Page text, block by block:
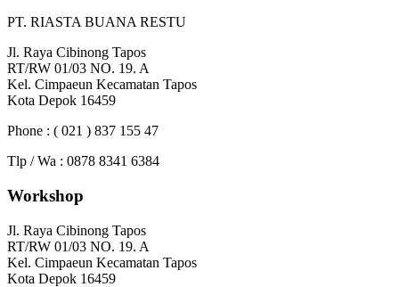
PT. RIASTA BUANA RESTU
Jl. Raya Cibinong Tapos
RT/RW 01/03 NO. 19. A
Kel. Cimpaeun Kecamatan Tapos
Kota Depok 16459
Phone : ( 021 ) 837 155 47
Tlp / Wa : 0878 8341 6384
Workshop
Jl. Raya Cibinong Tapos
RT/RW 01/03 NO. 19. A
Kel. Cimpaeun Kecamatan Tapos
Kota Depok 16459